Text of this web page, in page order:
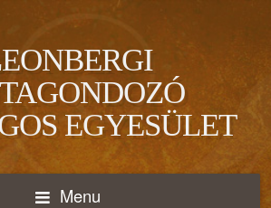
EGYESÜLET
Menu